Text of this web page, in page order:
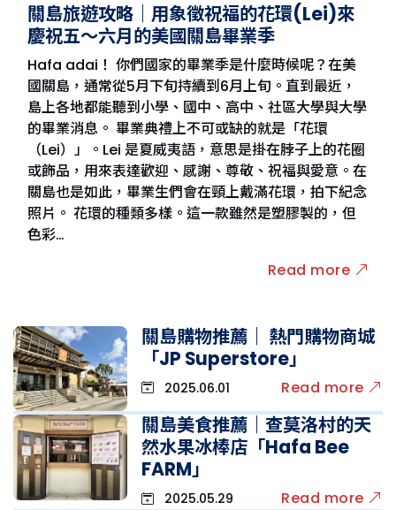
關島旅遊攻略｜用象徵祝福的花環(Lei)來
慶祝五～六月的美國關島畢業季
Hafa adai！ 你們國家的畢業季是什麼時候呢？在美
國關島，通常從5月下旬持續到6月上旬。直到最近，
島上各地都能聽到小學、國中、高中、社區大學與大學
的畢業消息。 畢業典禮上不可或缺的就是「花環
（Lei）」。Lei 是夏威夷語，意思是掛在脖子上的花圈
或飾品，用來表達歡迎、感謝、尊敬、祝福與愛意。在
關島也是如此，畢業生們會在頸上戴滿花環，拍下紀念
照片。 花環的種類多樣。這一款雖然是塑膠製的，但
色彩…
Read more
關島購物推薦｜ 熱門購物商城
「JP Superstore」
2025.06.01 Read more
關島美食推薦｜查莫洛村的天
然水果冰棒店「Hafa Bee
FARM」
2025.05.29 Read more